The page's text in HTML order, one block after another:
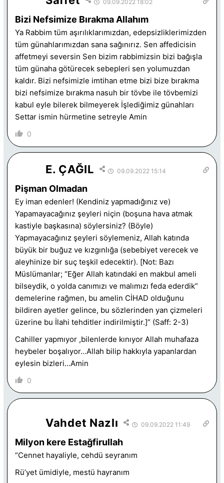
09.09.2022 18:02
Bizi Nefsimize Bırakma Allahım
Ya Rabbim tüm aşırılıklarımızdan, edepsizliklerimizden
tüm günahlarımızdan sana sağınırız. Sen affedicisin
affetmeyi seversin Sen bizim rabbimizsin bizi bağışla
tüm günaha götürecek sebepleri sen yolumuzdan
kaldır. Bizi nefsimizle imtihan etme bizi bize bırakma
bizi nefsimize bırakma nasuh bir tövbe ile tövbemizi
kabul eyle bilerek bilmeyerek İşlediğimiz günahları
Settar ismin hürmetine setreyle Amin
0
E. ÇAĞIL 09.09.2022 15:14
Pişman Olmadan
Ey iman edenler! (Kendiniz yapmadığınız ve)
Yapamayacağınız şeyleri niçin (boşuna hava atmak
kastiyle başkasına) söylersiniz? (Böyle)
Yapmayacağınız şeyleri söylemeniz, Allah katında
büyük bir buğuz ve kızgınlığa (sebebiyet verecek ve
aleyhinize bir suç teşkil edecektir). [Not: Bazı
Müslümanlar; “Eğer Allah katındaki en makbul ameli
bilseydik, o yolda canımızı ve malımızı feda ederdik”
demelerine rağmen, bu amelin CİHAD olduğunu
bildiren ayetler gelince, bu sözlerinden yan çizmeleri
üzerine bu İlahi tehditler indirilmiştir.]” (Saff: 2-3)
Cahiller yapmıyor ,bilenlerde kınıyor Allah muhafaza
heybeler boşalıyor…Allah bilip hakkıyla yapanlardan
eylesin bizleri…Amin
0
Vahdet Nazlı 09.09.2022 11:49
Milyon kere Estağfirullah
“Cennet hayaliyle, cehdü seyranım
Rü’yet ümidiyle, mestü hayranım